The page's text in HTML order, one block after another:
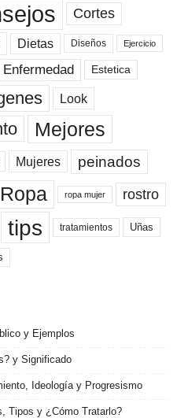
Cortes
Dietas Diseños Ejercicio
Enfermedad Estetica
Look
Mejores
Mujeres peinados
Ropa ropa mujer rostro
tips tratamientos Uñas
y Ejemplos
y Significado
Ideología y Progresismo
Tipos y ¿Cómo Tratarlo?